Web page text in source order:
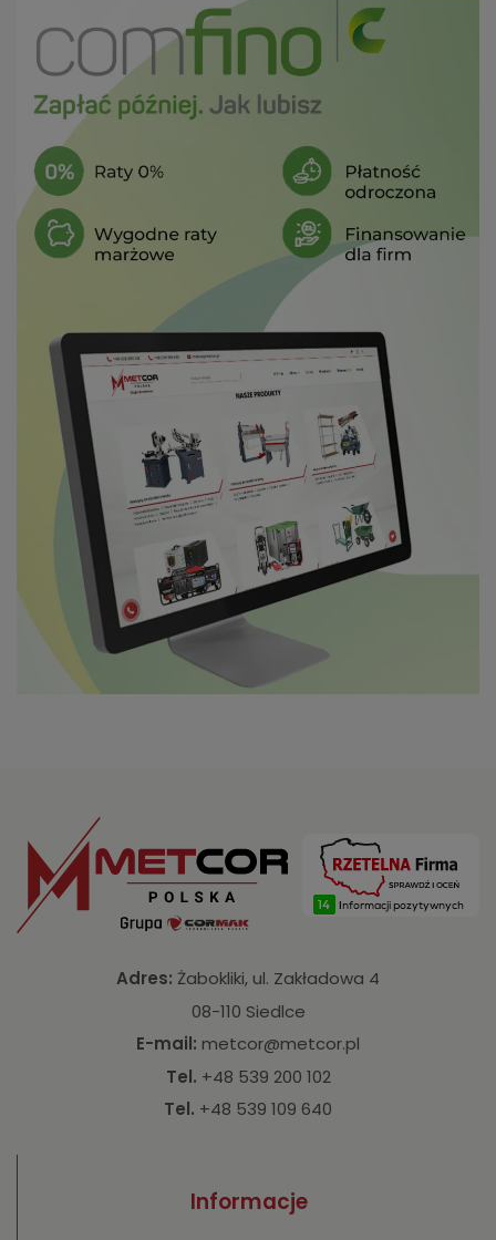
Adres: Żabokliki, ul. Zakładowa 4
08-110 Siedlce
E-mail: metcor@metcor.pl
Tel. +48 539 200 102
Tel. +48 539 109 640
Informacje